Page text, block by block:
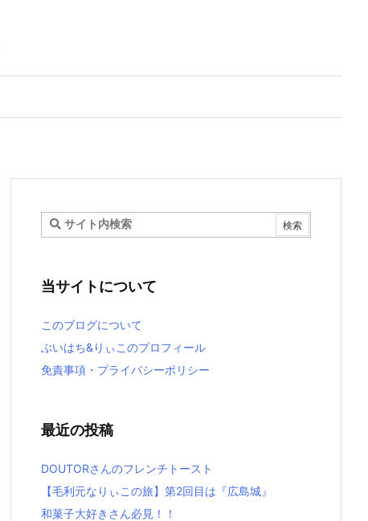
当サイトについて
このブログについて
ぶいはち&りぃこのプロフィール
免責事項・プライバシーポリシー
最近の投稿
DOUTORさんのフレンチトースト
【毛利元なりぃこの旅】第2回目は『広島城』
和菓子大好きさん必見！！